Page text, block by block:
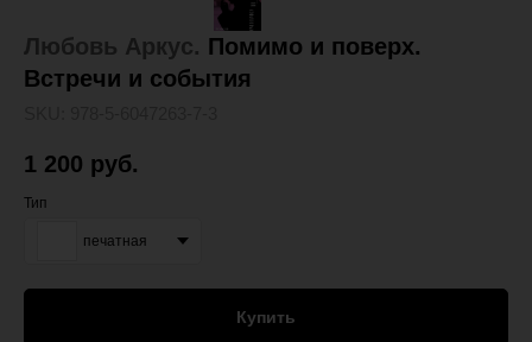
Любовь Аркус. Помимо и поверх.
Встречи и события
1 200 руб.
Тип
печатная
Купить